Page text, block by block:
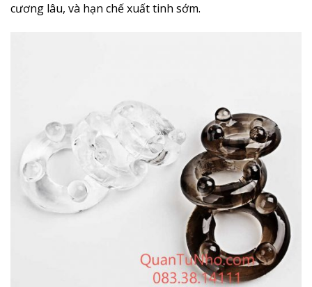
cương lâu, và hạn chế xuất tinh sớm.